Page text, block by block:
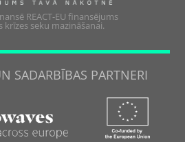
REACT-EU finansējums
krīzes seku mazināšanai.
SADARBĪBAS PARTNERI